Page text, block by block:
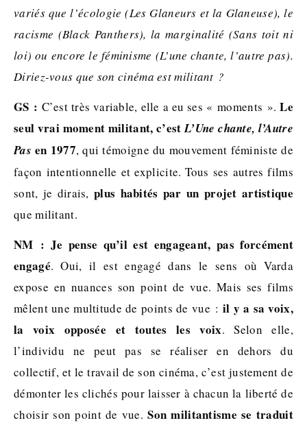
variés que l’écologie (Les Glaneurs et la Glaneuse), le
racisme (Black Panthers), la marginalité (Sans toit ni
loi) ou encore le féminisme (L’une chante, l’autre pas).
Diriez-vous que son cinéma est militant ?
GS : C’est très variable, elle a eu ses « moments ».Le
seul vrai moment militant, c’estL’Une chante, l’Autre
Pasen 1977, qui témoigne du mouvement féministe de
façon intentionnelle et explicite. Tous ses autres films
sont, je dirais,plus habités par un projet artistique
que militant.
NM : Je pense qu’il est engageant, pas forcément
engagé. Oui, il est engagé dans le sens où Varda
expose en nuances son point de vue. Mais ses films
mêlent une multitude de points de vue : il y a sa voix,
la voix opposée et toutes les voix. Selon elle,
l’individu ne peut pas se réaliser en dehors du
collectif, et le travail de son cinéma, c’est justement de
démonter les clichés pour laisser à chacun la liberté de
choisir son point de vue.Son militantisme se traduit